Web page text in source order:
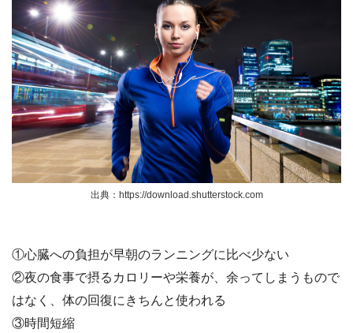
出典：https://download.shutterstock.com
①心臓への負担が早朝のランニングに比べ少ない
②夜の食事で摂るカロリーや栄養が、余ってしまうもので
はなく、体の回復にきちんと使われる
③時間短縮